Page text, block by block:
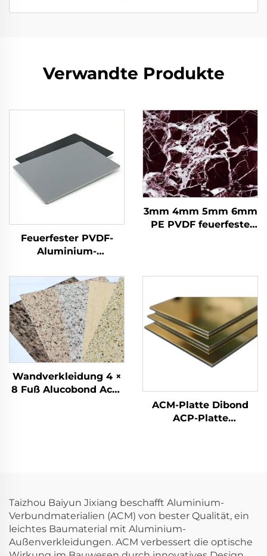
Verwandte Produkte
Feuerfester PVDF-
Aluminium-
Panel ACM für
Wandverkleidung und
Dekoration
3mm 4mm 5mm 6mm
PE PVDF feuerfeste
Fassaden
Blech mit PVDF-
Beschichtung für den
Außenbereich
Wandverkleidung 4 ×
8 Fuß Alucobond Acm
ACM-Platte Dibond
ACP-Platte
Taizhou Baiyun Jixiang beschafft Aluminium-
Verbundmaterialien (ACM) von bester Qualität, ein
leichtes Baumaterial mit Aluminium-
Außenverkleidungen. ACM verbessert die optische